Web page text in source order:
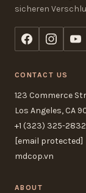
sicheren
CONTACT US
123 Commerce
Los Angeles, CA
+1 (323) 325-2832
[email protected]
mdcop.vn
ABOUT